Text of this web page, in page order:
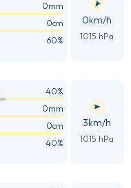
0mm
0cm
60%
0km/h
1015 hPa
40%
0mm
0cm
40%
3km/h
1015 hPa